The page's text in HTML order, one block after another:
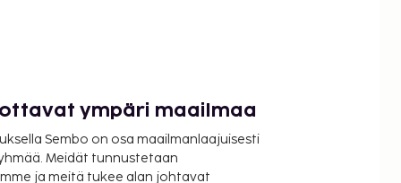
ympäri maailmaa
Sembo on osa maailmanlaajuisesti
Meidät tunnustetaan
ja meitä tukee alan johtavat